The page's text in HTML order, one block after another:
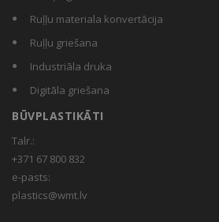
Ruļļu materiala konvertācija
Ruļļu griešana
Industriāla druka
Digitāla griešana
BŪVPLASTIKĀTI
Talr.:
+371 67 800 832
e-pasts:
plastics@wmt.lv